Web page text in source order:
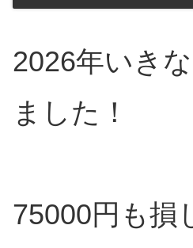
2026年いき
ました！
75000円も損